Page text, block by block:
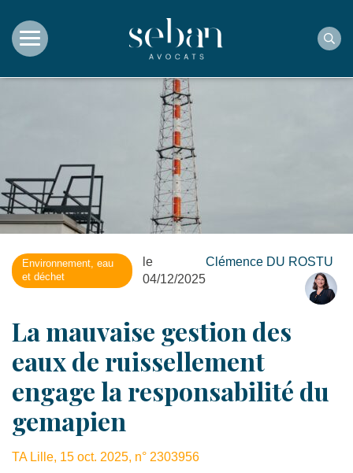
Environnement, eau
et déchet
le
04/12/2025
Clémence DU ROSTU
La mauvaise gestion des
eaux de ruissellement
engage la responsabilité du
gemapien
TA Lille, 15 oct. 2025, n° 2303956